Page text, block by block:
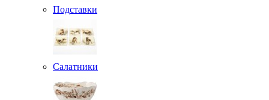
Подставки
Салатники